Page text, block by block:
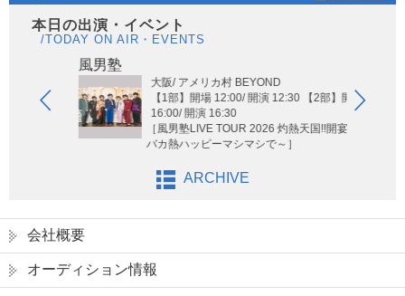
本日の出演・イベント
/TODAY ON AIR・EVENTS
風男塾
大阪/ アメリカ村 BEYOND
【1部】開場 12:00/ 開演 12:30 【2部】開場
16:00/ 開演 16:30
［風男塾LIVE TOUR 2026 灼熱天国!!開宴!! ～
バカ熱ハッピーマシマシで～］
ARCHIVE
会社概要
オーディション情報